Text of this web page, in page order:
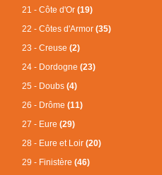
21 - Côte d'Or(19)
22 - Côtes d'Armor(35)
23 - Creuse(2)
24 - Dordogne(23)
25 - Doubs(4)
26 - Drôme(11)
27 - Eure(29)
28 - Eure et Loir(20)
29 - Finistère(46)